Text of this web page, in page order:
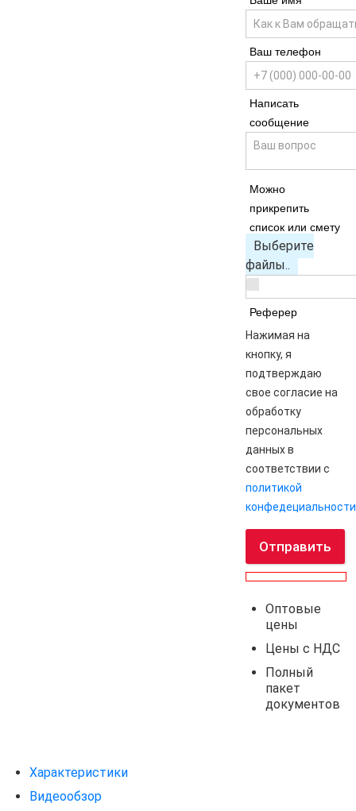
Ваш телефон
Написать
сообщение
Можно
прикрепить
список или смету
Выберите
файлы..
Реферер
Нажимая на
кнопку, я
подтверждаю
свое согласие на
обработку
персональных
данных в
соответствии с
политикой
конфедециальности
Отправить
Оптовые
цены
Цены с НДС
Полный
пакет
документов
Характеристики
Видеообзор